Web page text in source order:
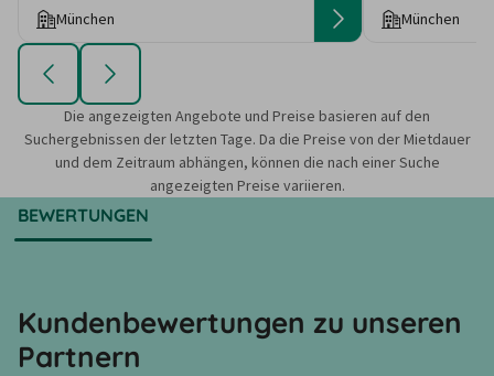
München München
Die angezeigten Angebote und Preise basieren auf den
Suchergebnissen der letzten Tage. Da die Preise von der Mietdauer
und dem Zeitraum abhängen, können die nach einer Suche
angezeigten Preise variieren.
BEWERTUNGEN
Kundenbewertungen zu unseren
Partnern